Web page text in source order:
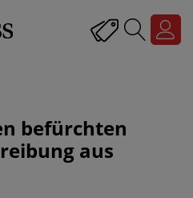
befürchten
aus